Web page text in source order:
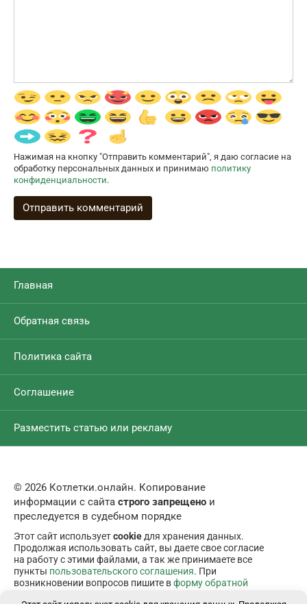
Нажимая на кнопку "Отправить комментарий", я даю согласие на
обработку персональных данных и принимаю политику
конфиденциальности.
Главная
Обратная связь
Политика сайта
Соглашение
Разместить статью или рекламу
© 2026 Котлетки.онлайн. Копирование
информации с сайта строго запрещено и
преследуется в судебном порядке
Этот сайт используетcookieдля хранения данных.
Продолжая использовать сайт, вы даете свое согласие
на работу с этими файлами, а так же принимаете все
пункты пользовательского соглашения. При
возникновении вопросов пишите вформу обратной